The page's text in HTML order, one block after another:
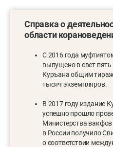
Справка о
области
С 2016 года
выпущено в свет пять
Куръана общим
тысяч экземпляров.
В 2017 году издание
успешно прошло
Министерства
в России получило
о соответствии